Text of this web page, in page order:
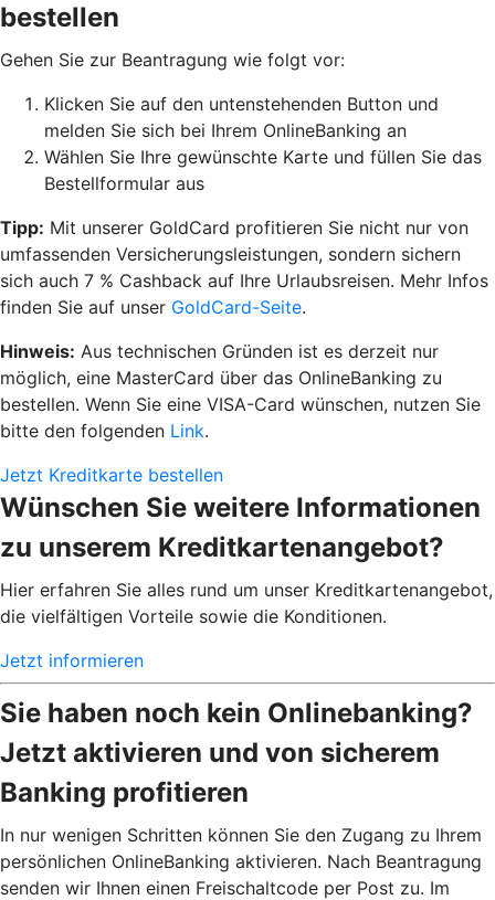
bestellen
Gehen Sie zur Beantragung wie folgt vor:
Klicken Sie auf den untenstehenden Button und
melden Sie sich bei Ihrem OnlineBanking an
Wählen Sie Ihre gewünschte Karte und füllen Sie das
Bestellformular aus
Tipp: Mit unserer GoldCard profitieren Sie nicht nur von
umfassenden Versicherungsleistungen, sondern sichern
sich auch 7 % Cashback auf Ihre Urlaubsreisen. Mehr Infos
finden Sie auf unser GoldCard-Seite.
Hinweis: Aus technischen Gründen ist es derzeit nur
möglich, eine MasterCard über das OnlineBanking zu
bestellen. Wenn Sie eine VISA-Card wünschen, nutzen Sie
bitte den folgenden Link.
Jetzt Kreditkarte bestellen
Wünschen Sie weitere Informationen
zu unserem Kreditkartenangebot?
Hier erfahren Sie alles rund um unser Kreditkartenangebot,
die vielfältigen Vorteile sowie die Konditionen.
Jetzt informieren
Sie haben noch kein Onlinebanking?
Jetzt aktivieren und von sicherem
Banking profitieren
In nur wenigen Schritten können Sie den Zugang zu Ihrem
persönlichen OnlineBanking aktivieren. Nach Beantragung
senden wir Ihnen einen Freischaltcode per Post zu. Im